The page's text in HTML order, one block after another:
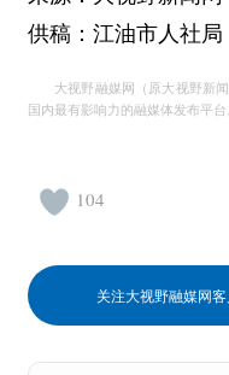
供稿：江油市人社局
大视野融媒网（原大视野新
国内最有影响力的融媒体发布平台
104
关注大视野融媒网